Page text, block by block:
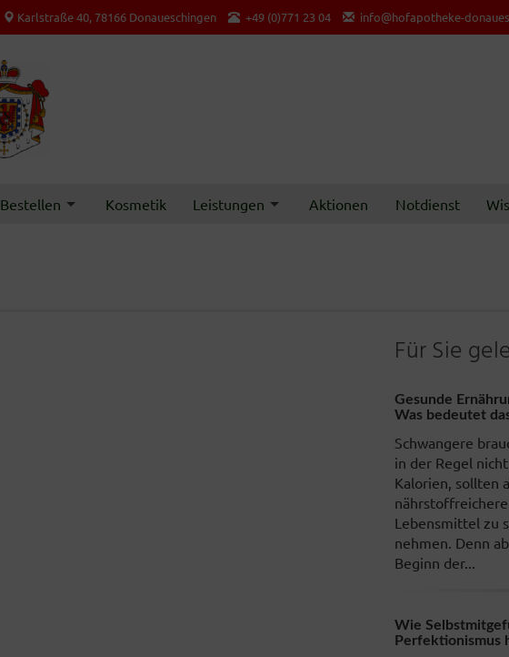
Karlstraße 40, 78166 Donaueschingen +49 (0)771 23 04 info@hofapotheke-
Bestellen Kosmetik Leistungen Aktionen Notdienst
Für Sie
Gesunde
Was bedeutet
Schwangere
in der Regel
Kalorien, sollten
nährstoffreichere
Lebensmittel zu
nehmen. Denn ab
Beginn der...
Wie
Perfektionismus